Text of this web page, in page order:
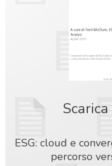
ESG: cloud e
percorso